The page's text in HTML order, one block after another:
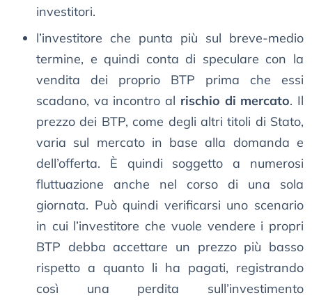
investitori.
l’investitore che punta più sul breve-medio
termine, e quindi conta di speculare con la
vendita dei proprio BTP prima che essi
scadano, va incontro al rischio di mercato. Il
prezzo dei BTP, come degli altri titoli di Stato,
varia sul mercato in base alla domanda e
dell’offerta. È quindi soggetto a numerosi
fluttuazione anche nel corso di una sola
giornata. Può quindi verificarsi uno scenario
in cui l’investitore che vuole vendere i propri
BTP debba accettare un prezzo più basso
rispetto a quanto li ha pagati, registrando
così una perdita sull’investimento